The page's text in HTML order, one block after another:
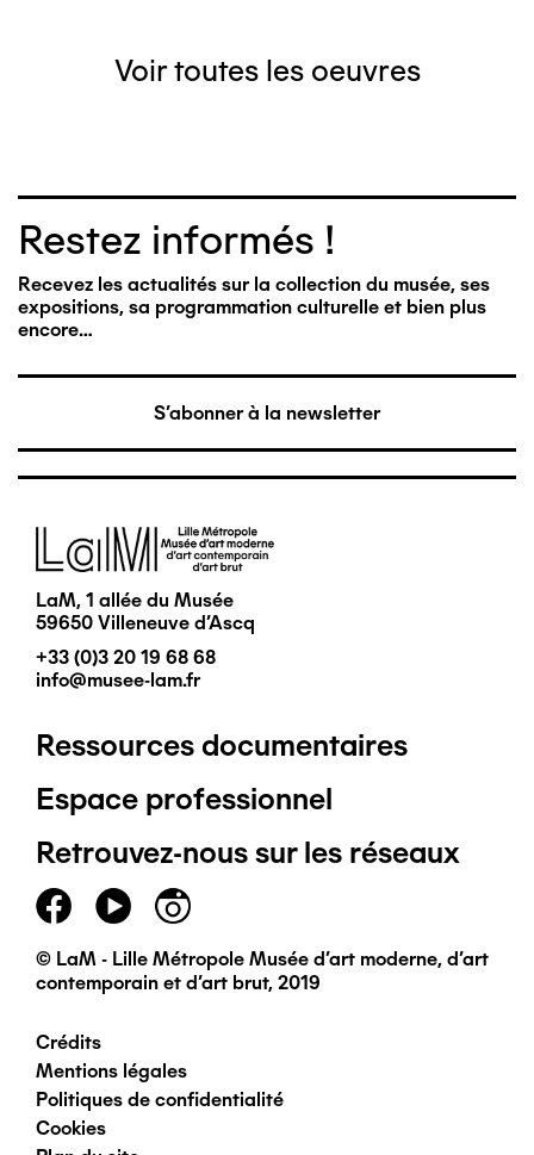
Voir toutes les oeuvres
Restez informés !
Recevez les actualités sur la collection du musée, ses
expositions, sa programmation culturelle et bien plus
encore…
S'abonner à la newsletter
Image
LaM, 1 allée du Musée
59650 Villeneuve d'Ascq
+33 (0)3 20 19 68 68
info@musee-lam.fr
Pied
de
page
principal
Ressources documentaires
Espace professionnel
Retrouvez-nous sur les réseaux
© LaM - Lille Métropole Musée d'art moderne, d'art
contemporain et d'art brut, 2019
Pied
de
Crédits
Mentions légales
Politiques de confidentialité
Cookies